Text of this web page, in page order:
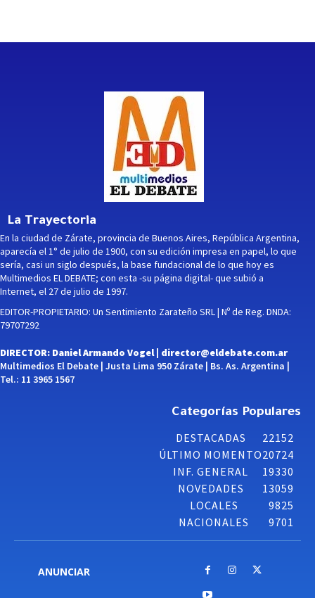
La Trayectoria
En la ciudad de Zárate, provincia de Buenos Aires, República Argentina,
aparecía el 1° de julio de 1900, con su edición impresa en papel, lo que
sería, casi un siglo después, la base fundacional de lo que hoy es
Multimedios EL DEBATE; con esta -su página digital- que subió a
Internet, el 27 de julio de 1997.
EDITOR-PROPIETARIO: Un Sentimiento Zarateño SRL | Nº de Reg. DNDA:
79707292
DIRECTOR: Daniel Armando Vogel | director@eldebate.com.ar
Multimedios El Debate | Justa Lima 950 Zárate | Bs. As. Argentina |
Tel.: 11 3965 1567
Categorías Populares
DESTACADAS
22152
ÚLTIMO MOMENTO20724
INF. GENERAL
19330
NOVEDADES
13059
LOCALES
9825
NACIONALES
9701
ANUNCIAR